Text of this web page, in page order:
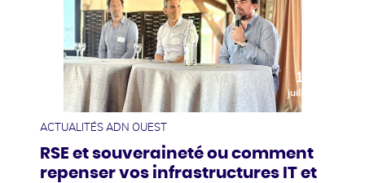
10
juillet
ACTUALITÉS ADN OUEST
RSE et souveraineté ou comment
repenser vos infrastructures IT et